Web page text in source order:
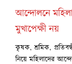
আন্দোলনে
মুখাপেক্ষী নয়
কৃষক, শ্রমিক,
নিয়ে মহিলাদের